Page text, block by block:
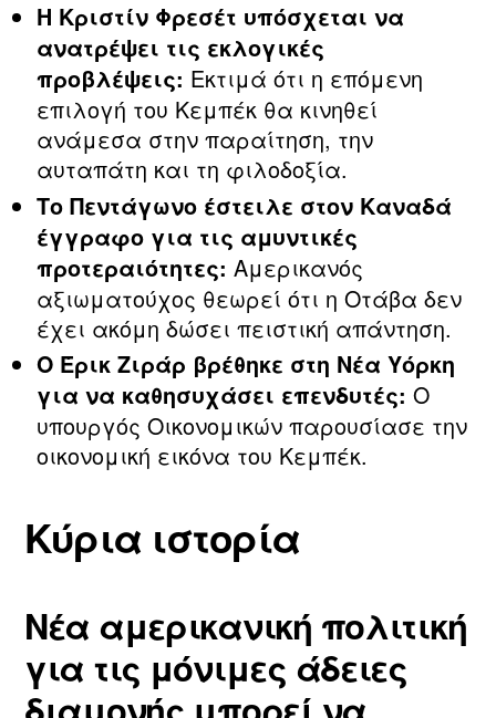
Η Κριστίν Φρεσέτ υπόσχεται να
ανατρέψει τις εκλογικές
προβλέψεις: Εκτιμά ότι η επόμενη
επιλογή του Κεμπέκ θα κινηθεί
ανάμεσα στην παραίτηση, την
αυταπάτη και τη φιλοδοξία.
Το Πεντάγωνο έστειλε στον Καναδά
έγγραφο για τις αμυντικές
προτεραιότητες: Αμερικανός
αξιωματούχος θεωρεί ότι η Οτάβα δεν
έχει ακόμη δώσει πειστική απάντηση.
Ο Έρικ Ζιράρ βρέθηκε στη Νέα Υόρκη
για να καθησυχάσει επενδυτές: Ο
υπουργός Οικονομικών παρουσίασε την
οικονομική εικόνα του Κεμπέκ.
Κύρια ιστορία
Νέα αμερικανική πολιτική
για τις μόνιμες άδειες